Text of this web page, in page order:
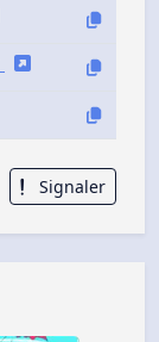
Signaler